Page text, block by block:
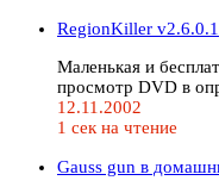
RegionKiller v2.6.0.1
Маленькая и
просмотр DVD в
12.11.2002
1 сек на чтение
Gauss gun в